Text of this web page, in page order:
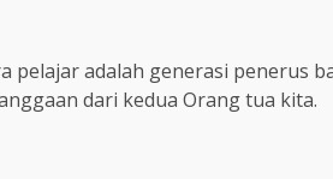
adalah generasi penerus
dari kedua Orang tua kita.